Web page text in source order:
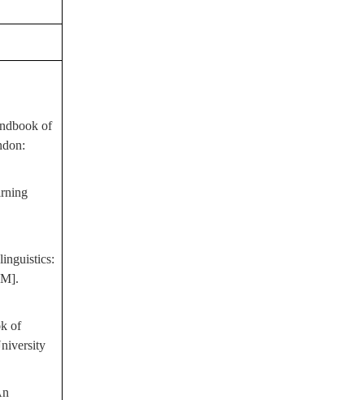
of
of